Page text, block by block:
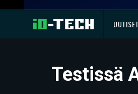
UUTISET
Testissä